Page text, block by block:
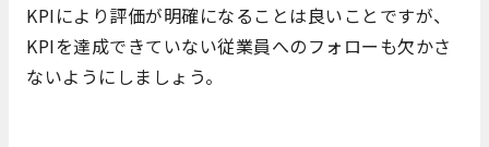
KPIにより評価が明確になることは良いことですが、
KPIを達成できていない従業員へのフォローも欠かさ
ないようにしましょう。